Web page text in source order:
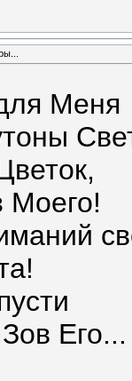
Меня
Моего!
Его...